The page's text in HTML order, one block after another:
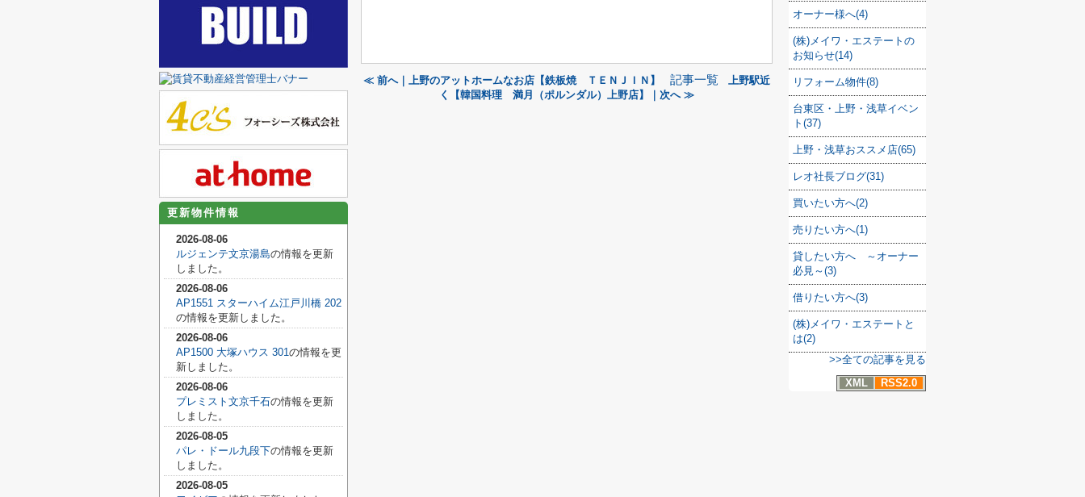
≪ 前へ｜上野のアットホームなお店【鉄板焼 ＴＥＮＪＩＮ】 記事一覧
上野駅近
く【韓国料理 満月（ポルンダル）上野店】｜次へ ≫
オーナー様へ(4)
(株)メイワ・エステートの
お知らせ(14)
リフォーム物件(8)
台東区・上野・浅草イベン
ト(37)
上野・浅草おススメ店(65)
レオ社長ブログ(31)
買いたい方へ(2)
売りたい方へ(1)
貸したい方へ ～オーナー
必見～(3)
借りたい方へ(3)
(株)メイワ・エステートと
は(2)
>>全ての記事を見る
XML
RSS2.0
更新物件情報
2026-08-06
ルジェンテ文京湯島の情報を更新
しました。
2026-08-06
AP1551 スターハイム江戸川橋 202
の情報を更新しました。
2026-08-06
AP1500 大塚ハウス 301の情報を更
新しました。
2026-08-06
プレミスト文京千石の情報を更新
しました。
2026-08-05
パレ・ドール九段下の情報を更新
しました。
2026-08-05